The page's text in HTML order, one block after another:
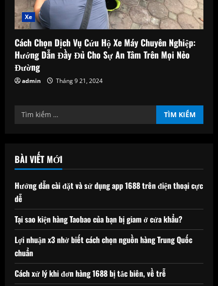
Xe
Cách Chọn Dịch Vụ Cứu Hộ Xe Máy Chuyên Nghiệp:
Hướng Dẫn Đầy Đủ Cho Sự An Tâm Trên Mọi Nẻo
Đường
admin Tháng 9 21, 2024
Tìm
kiếm
BÀI VIẾT MỚI
Hướng dẫn cài đặt và sử dụng app 1688 trên điện thoại cực
dễ
Tại sao kiện hàng Taobao của bạn bị giam ở cửa khẩu?
Lợi nhuận x3 nhờ biết cách chọn nguồn hàng Trung Quốc
chuẩn
Cách xử lý khi đơn hàng 1688 bị tắc biên, về trễ